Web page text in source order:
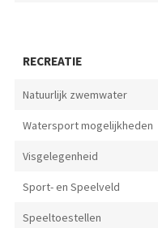
RECREATIE
Natuurlijk zwemwater
Watersport mogelijkheden
Visgelegenheid
Sport- en Speelveld
Speeltoestellen